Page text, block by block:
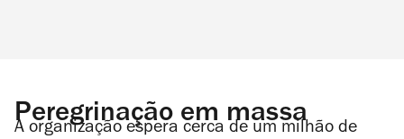
Peregrinação em massa
A organização espera cerca de um milhão de